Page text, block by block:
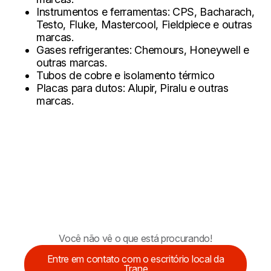
Instrumentos e ferramentas: CPS, Bacharach,
Testo, Fluke, Mastercool, Fieldpiece e outras
marcas.
Gases refrigerantes: Chemours, Honeywell e
outras marcas.
Tubos de cobre e isolamento térmico
Placas para dutos: Alupir, Piralu e outras
marcas.
Você não vê o que está procurando!
Entre em contato com o escritório local da
Trane